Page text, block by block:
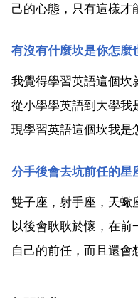
己的心態，只有這樣才
去忘記，內心裡給他最
己也不是很在意。想要
充實一些，當...
有沒有什麼坎是你怎麼
我覺得學習英語這個坎
從小學學英語到大學我
現學習英語這個坎我是
的，那就是我媽的過世
舒服，由於當時老婆在
但我怎麼也沒...
分手後會去坑前任的星
雙子座，射手座，天蠍
以後會耿耿於懷，在前
自己的前任，而且還會